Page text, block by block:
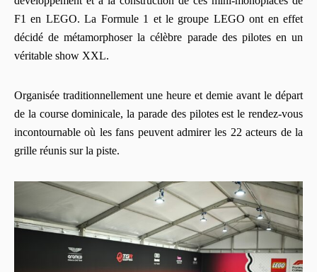
F1 en LEGO. La Formule 1 et le groupe LEGO ont en effet
décidé de métamorphoser la célèbre parade des pilotes en un
véritable show XXL.
Organisée traditionnellement une heure et demie avant le départ
de la course dominicale, la parade des pilotes est le rendez-vous
incontournable où les fans peuvent admirer les 22 acteurs de la
grille réunis sur la piste.